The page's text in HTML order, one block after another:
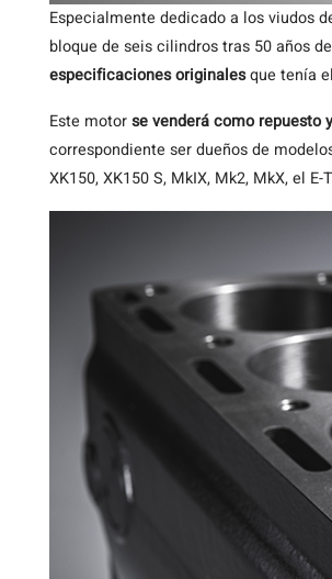
Especialmente dedicado a los viudos
bloque de seis cilindros tras 50 años
especificaciones originalesque tenía
Este motorse venderá como repuesto
correspondiente ser dueños de
XK150, XK150 S, MkIX, Mk2, MkX, el